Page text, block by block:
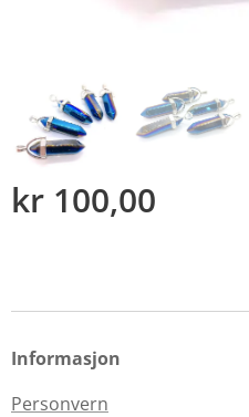
kr 100,00
Informasjon
Personvern